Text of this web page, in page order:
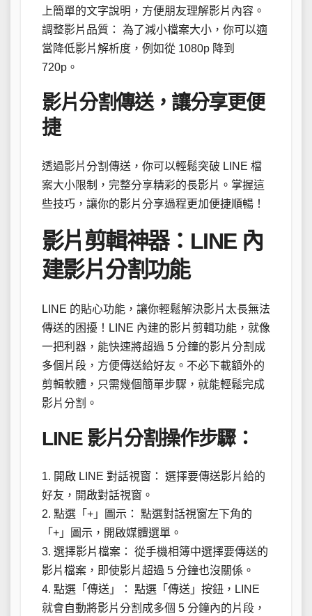
上簡單的文字說明，方便朋友理解影片內容。
調整影片品質： 為了減小檔案大小，你可以適
當降低影片解析度，例如從 1080p 降到
720p。
影片分割傳送，讓分享更便
捷
透過影片分割傳送，你可以輕鬆突破 LINE 檔
案大小限制，完整分享精彩的長影片。掌握這
些技巧，讓你的影片分享過程更加便捷順暢！
影片剪輯神器：LINE 內
建影片分割功能
LINE 的貼心功能，讓你輕鬆解決影片太長無法
傳送的困擾！LINE 內建的影片剪輯功能，就像
一把利器，能快速將超過 5 分鐘的影片分割成
多個片段，方便傳送給好友。不必下載額外的
剪輯軟體，只需幾個簡單步驟，就能輕鬆完成
影片分割。
LINE 影片分割操作步驟：
1. 開啟 LINE 對話視窗： 選擇要傳送影片給的
好友，開啟對話視窗。
2. 點選「+」圖示： 點選對話視窗左下角的
「+」圖示，開啟媒體選單。
3. 選擇影片檔案： 從手機相簿中選擇要傳送的
影片檔案，即使影片超過 5 分鐘也沒關係。
4. 點選「傳送」： 點選「傳送」按鈕，LINE
就會自動將影片分割成多個 5 分鐘內的片段，